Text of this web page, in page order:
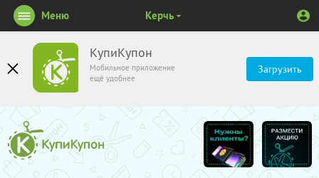
КупиКупон
Мобильное приложение
ещё удобнее
Загрузить
Меню Керчь